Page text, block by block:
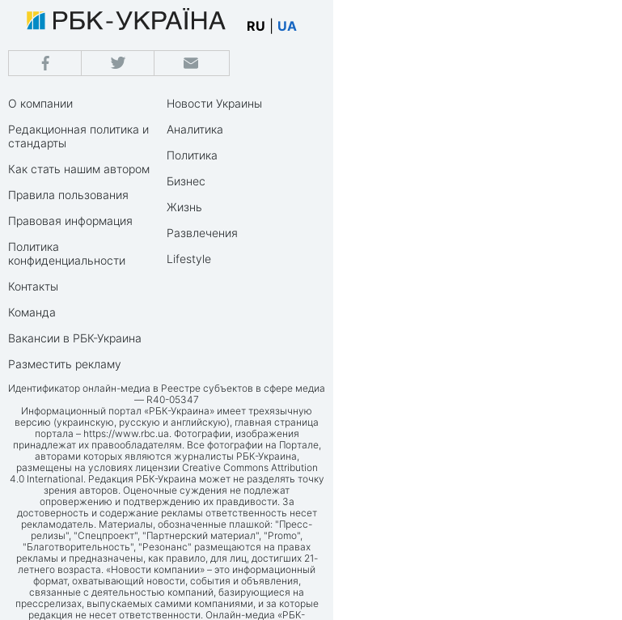
RU UA
О компании
Редакционная политика и
стандарты
Как стать нашим автором
Правила пользования
Правовая информация
Политика
конфиденциальности
Контакты
Команда
Вакансии в РБК-Украина
Разместить рекламу
Новости Украины
Аналитика
Политика
Бизнес
Жизнь
Развлечения
Lifestyle
Идентификатор онлайн-медиа в Реестре субъектов в сфере медиа
— R40-05347
Информационный портал «РБК-Украина» имеет трехязычную
версию (украинскую, русскую и английскую), главная страница
портала – https://www.rbc.ua. Фотографии, изображения
принадлежат их правообладателям. Все фотографии на Портале,
авторами которых являются журналисты РБК-Украина,
размещены на условиях лицензии Creative Commons Attribution
4.0 International. Редакция РБК-Украина может не разделять точку
зрения авторов. Оценочные суждения не подлежат
опровержению и подтверждению их правдивости. За
достоверность и содержание рекламы ответственность несет
рекламодатель. Материалы, обозначенные плашкой: "Пресс-
релизы", "Спецпроект", "Партнерский материал", "Promo",
"Благотворительность", "Резонанс" размещаются на правах
рекламы и предназначены, как правило, для лиц, достигших 21-
летнего возраста. «Новости компании» – это информационный
формат, охватывающий новости, события и объявления,
связанные с деятельностью компаний, базирующиеся на
прессрелизах, выпускаемых самими компаниями, и за которые
редакция не несет ответственности. Онлайн-медиа «РБК-